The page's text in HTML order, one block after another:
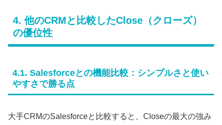
4. 他のCRMと比較したClose（クローズ）
の優位性
4.1. Salesforceとの機能比較：シンプルさと使い
やすさで勝る点
大手CRMのSalesforceと比較すると、Closeの最大の強み